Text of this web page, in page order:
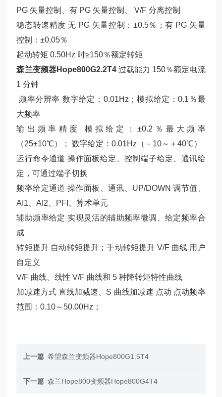
PG 矢量控制、有 PG 矢量控制、 V/F 分离控制
稳态转速精度 无 PG 矢量控制：±0.5％；有 PG 矢量
控制：±0.05％
起动转矩 0.50Hz 时≥150％额定转矩
森兰变频器Hope800G2.2T4 过载能力 150％额定电流
1 分钟
频率分辨率 数字给定：0.01Hz；模拟给定：0.1％最
大频率
输出频率精度 模拟给定：±0.2％最大频率
（25±10℃）； 数字给定：0.01Hz（－10～＋40℃）
运行命令通道 操作面板给定、控制端子给定、通讯给
定，可通过端子切换
频率给定通道 操作面板、通讯、UP/DOWN 调节值、
AI1、AI2、PFI、算术单元
辅助频率给定 实现灵活的辅助频率微调、给定频率合
成
转矩提升 自动转矩提升；手动转矩提升 V/F 曲线 用户
自定义
V/F 曲线、线性 V/F 曲线和 5 种降转矩特性曲线
加减速方式 直线加减速、S 曲线加减速 点动 点动频率
范围：0.10～50.00Hz；
上一篇 希望森兰变频器Hope800G1.5T4
下一篇 森兰Hope800变频器Hope800G4T4